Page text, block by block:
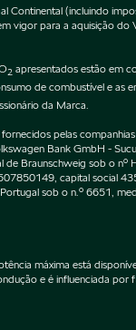
(incluindo
vigor para a aquisição
2 apresentados estão em
de combustível e as
da Marca.
pelas
Bank GmbH -
de Braunschweig sob
capital social
sob o n.º 6651,
máxima está
e é influenciada